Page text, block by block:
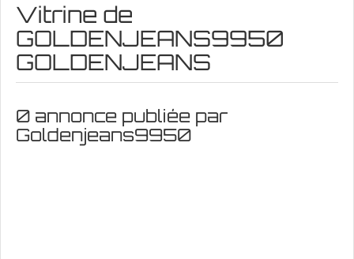
Vitrine de
GOLDENJEANS9950
GOLDENJEANS
0 annonce publiée par
Goldenjeans9950